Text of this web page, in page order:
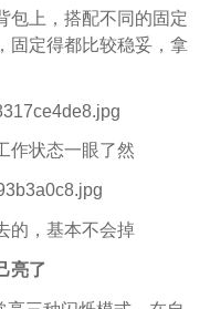
包上，搭配不同的固定
固定得都比较稳妥，拿
作状态一眼了然
的，基本不会掉
亮了